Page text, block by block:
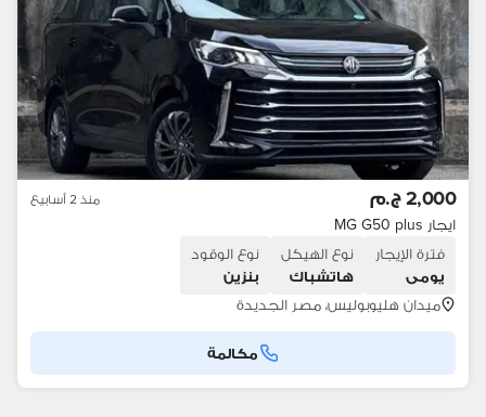
2,000 ج.م منذ 2 أسابيع
ايجار MG G50 plus
فترة الإيجار
يومى
نوع الهيكل
هاتشباك
نوع الوقود
بنزين
ميدان هليوبوليس، مصر الجديدة
مكالمة